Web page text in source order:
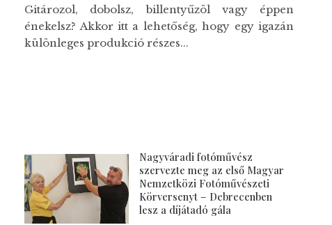
Gitározol, dobolsz, billentyűzöl vagy éppen
énekelsz? Akkor itt a lehetőség, hogy egy igazán
különleges produkció részes...
Nagyváradi fotóművész
szervezte meg az első Magyar
Nemzetközi Fotóművészeti
Körversenyt – Debrecenben
lesz a díjátadó gála